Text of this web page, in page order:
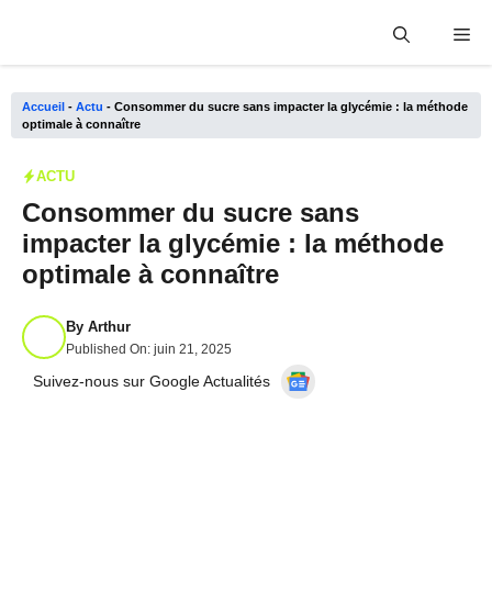
Accueil - Actu - Consommer du sucre sans impacter la glycémie : la méthode
optimale à connaître
ACTU
Consommer du sucre sans
impacter la glycémie : la méthode
optimale à connaître
By Arthur
Published On: juin 21, 2025
Suivez-nous sur Google Actualités